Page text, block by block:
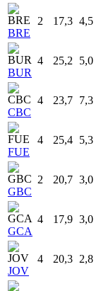
BRE
2 17,3 4,5
BUR
4 25,2 5,0
CBC
4 23,7 7,3
FUE
4 25,4 5,3
GBC
2 20,7 3,0
GCA
4 17,9 3,0
JOV
4 20,3 2,8